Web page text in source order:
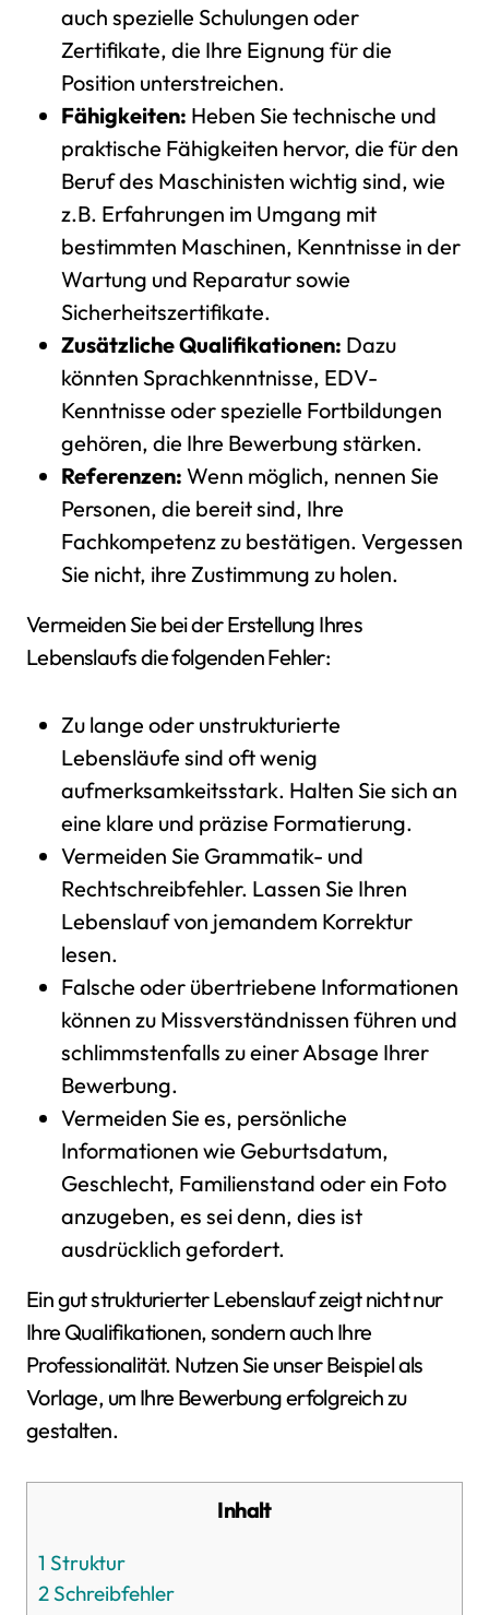
auch spezielle Schulungen oder
Zertifikate, die Ihre Eignung für die
Position unterstreichen.
Fähigkeiten: Heben Sie technische und
praktische Fähigkeiten hervor, die für den
Beruf des Maschinisten wichtig sind, wie
z.B. Erfahrungen im Umgang mit
bestimmten Maschinen, Kenntnisse in der
Wartung und Reparatur sowie
Sicherheitszertifikate.
Zusätzliche Qualifikationen: Dazu
könnten Sprachkenntnisse, EDV-
Kenntnisse oder spezielle Fortbildungen
gehören, die Ihre Bewerbung stärken.
Referenzen: Wenn möglich, nennen Sie
Personen, die bereit sind, Ihre
Fachkompetenz zu bestätigen. Vergessen
Sie nicht, ihre Zustimmung zu holen.
Vermeiden Sie bei der Erstellung Ihres
Lebenslaufs die folgenden Fehler:
Zu lange oder unstrukturierte
Lebensläufe sind oft wenig
aufmerksamkeitsstark. Halten Sie sich an
eine klare und präzise Formatierung.
Vermeiden Sie Grammatik- und
Rechtschreibfehler. Lassen Sie Ihren
Lebenslauf von jemandem Korrektur
lesen.
Falsche oder übertriebene Informationen
können zu Missverständnissen führen und
schlimmstenfalls zu einer Absage Ihrer
Bewerbung.
Vermeiden Sie es, persönliche
Informationen wie Geburtsdatum,
Geschlecht, Familienstand oder ein Foto
anzugeben, es sei denn, dies ist
ausdrücklich gefordert.
Ein gut strukturierter Lebenslauf zeigt nicht nur
Ihre Qualifikationen, sondern auch Ihre
Professionalität. Nutzen Sie unser Beispiel als
Vorlage, um Ihre Bewerbung erfolgreich zu
gestalten.
Inhalt
1 Struktur
2 Schreibfehler